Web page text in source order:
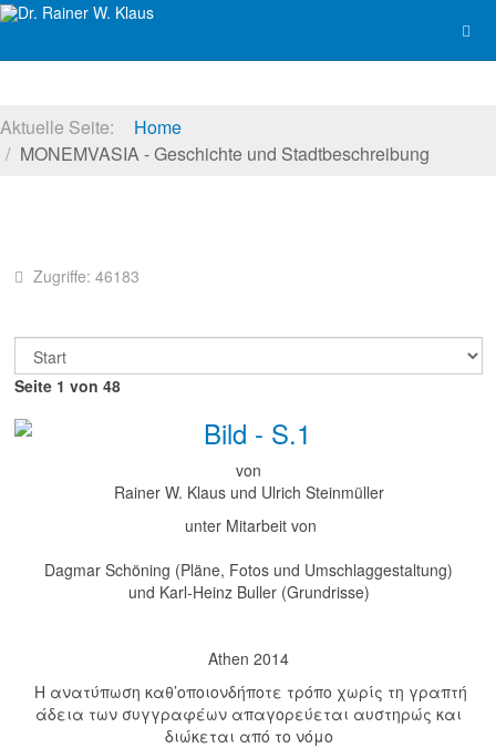
Aktuelle Seite:
Home
MONEMVASIA - Geschichte und Stadtbeschreibung
Zugriffe: 46183
Seite 1 von 48
von
Rainer W. Klaus und Ulrich Steinmüller
unter Mitarbeit von
Dagmar Schöning (Pläne, Fotos und Umschlaggestaltung)
und Karl-Heinz Buller (Grundrisse)
Athen 2014
Η ανατύπωση καθ’οποιονδήποτε τρόπο χωρίς τη γραπτή
άδεια των συγγραφέων απαγορεύεται αυστηρώς και
διώκεται από το νόμο